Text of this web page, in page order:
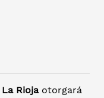
Riojaotorgará